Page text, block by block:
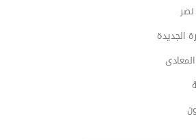
الجديدة